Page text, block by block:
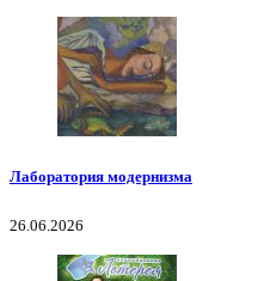
Лаборатория модернизма
26.06.2026